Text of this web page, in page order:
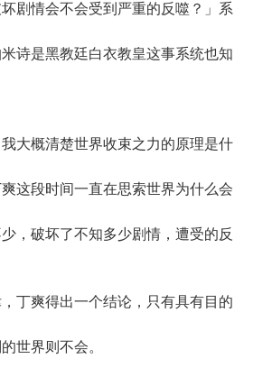
情会不会受到严重的反噬？」系
诗是黑教廷白衣教皇这事系统也知
概清楚世界收束之力的原理是什
这段时间一直在思索世界为什么会
，破坏了不知多少剧情，遭受的反
爽得出一个结论，只有具有目的
世界则不会。